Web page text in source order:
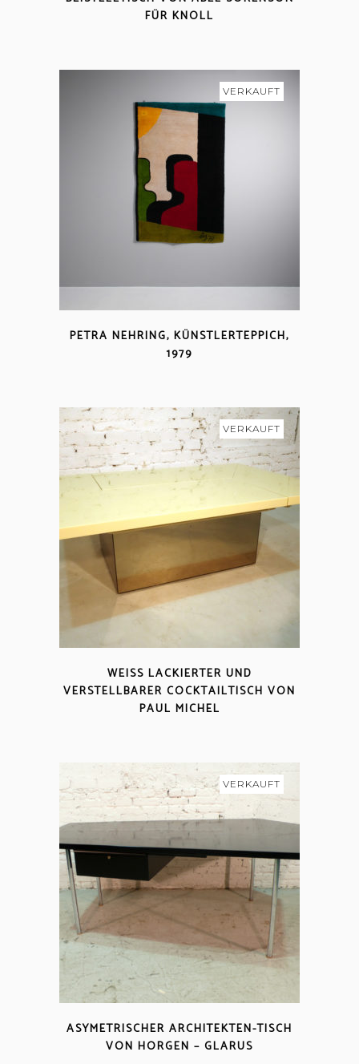
FÜR KNOLL
VERKAUFT
PETRA NEHRING, KÜNSTLERTEPPICH,
1979
VERKAUFT
WEISS LACKIERTER UND V
ERSTELLBARER COCKTAILTISCH VON P
AUL MICHEL
VERKAUFT
ASYMETRISCHER ARCHITEKTEN-TISCH
VON HORGEN – GLARUS